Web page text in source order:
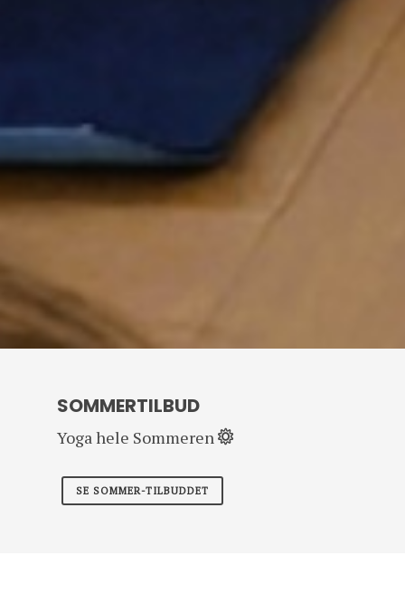
SOMMERTILBUD
Yoga hele Sommeren
SE SOMMER-TILBUDDET